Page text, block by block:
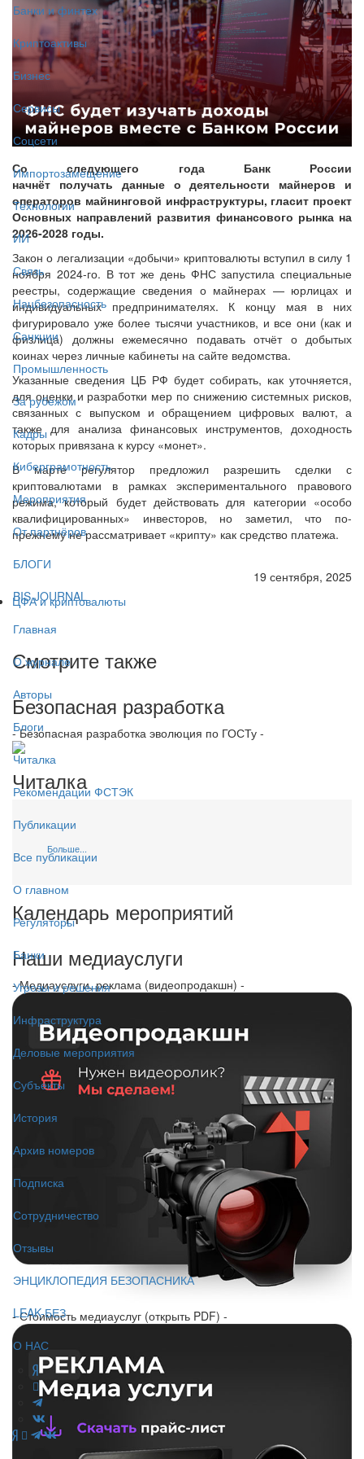
Банки и финтех
Криптоактивы
Бизнес
Сервисы
Соцсети
Импортозамещение
Технологии
ИИ
Связь
Нацбезопасность
Санкции
Промышленность
За рубежом
Кадры
Киберграмотность
Мероприятия
От партнёров
БЛОГИ
BIS JOURNAL
Главная
О журнале
Авторы
Блоги
Читалка
Рекомендации ФСТЭК
Публикации
Все публикации
О главном
Регуляторы
Банки
Угрозы и решения
Инфраструктура
Деловые мероприятия
Субъекты
История
Архив номеров
Подписка
Сотрудничество
Отзывы
ЭНЦИКЛОПЕДИЯ БЕЗОПАСНИКА
LEAK-БЕЗ
О НАС
Со следующего года Банк России
начнёт получать данные о деятельности майнеров и
операторов майнинговой инфраструктуры, гласит проект
Основных направлений развития финансового рынка на
2026-2028 годы.
Закон о легализации «добычи» криптовалюты вступил в силу 1
ноября 2024-го. В тот же день ФНС запустила специальные
реестры, содержащие сведения о майнерах — юрлицах и
индивидуальных предпринимателях. К концу мая в них
фигурировало уже более тысячи участников, и все они (как и
физлица) должны ежемесячно подавать отчёт о добытых
коинах через личные кабинеты на сайте ведомства.
Указанные сведения ЦБ РФ будет собирать, как уточняется,
для оценки и разработки мер по снижению системных рисков,
связанных с выпуском и обращением цифровых валют, а
также для анализа финансовых инструментов, доходность
которых привязана к курсу «монет».
В марте регулятор предложил разрешить сделки с
криптовалютами в рамках экспериментального правового
режима, который будет действовать для категории «особо
квалифицированных» инвесторов, но заметил, что по-
прежнему не рассматривает «крипту» как средство платежа.
19 сентября, 2025
ЦФА и криптовалюты
Смотрите также
Безопасная разработка
- Безопасная разработка эволюция по ГОСТу -
Читалка
Больше...
Календарь мероприятий
Наши медиауслуги
- Медиауслуги, реклама (видеопродакшн) -
- Стоимость медиауслуг (открыть PDF) -